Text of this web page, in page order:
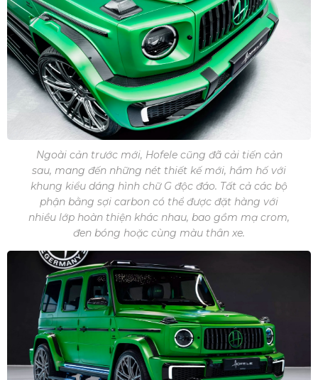
Ngoài cản trước mới, Hofele cũng đã cải tiến cản
sau, mang đến những nét thiết kế mới, hầm hố với
khung kiểu dáng hình chữ G độc đáo. Tất cả các bộ
phận bằng sợi carbon có thể được đặt hàng với
nhiều lớp hoàn thiện khác nhau, bao gồm mạ crom,
đen bóng hoặc cùng màu thân xe.